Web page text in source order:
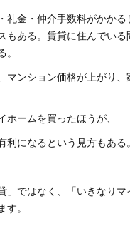
礼金・仲介手数料がかか
もある。賃貸に住んでい
。
マンション価格が上がり
ホームを買ったほうが、
利になるという見方もある。
」ではなく、「いきなり
す。